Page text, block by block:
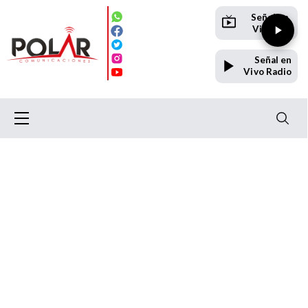
Señal en
Vivo TV
Señal en
Vivo Radio